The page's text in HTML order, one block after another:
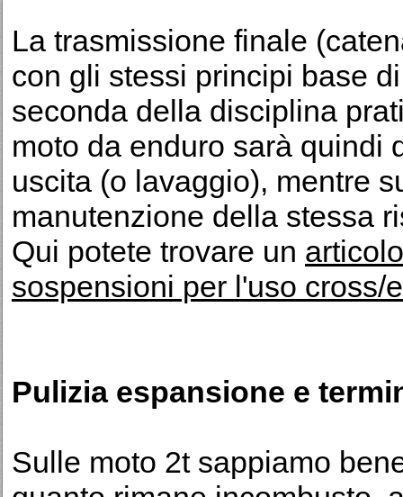
La trasmissione finale
con gli stessi principi base
seconda della disciplina
moto da enduro sarà quindi
uscita (o lavaggio), mentre
manutenzione della stessa
Qui potete trovare un
sospensioni per l'uso cross/
Pulizia espansione e
Sulle moto 2t sappiamo